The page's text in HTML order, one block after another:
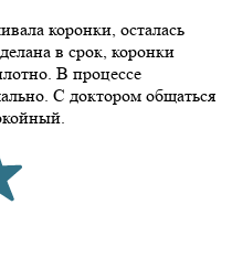
коронки​, осталась
в срок, коронки
В процессе
С доктором общаться